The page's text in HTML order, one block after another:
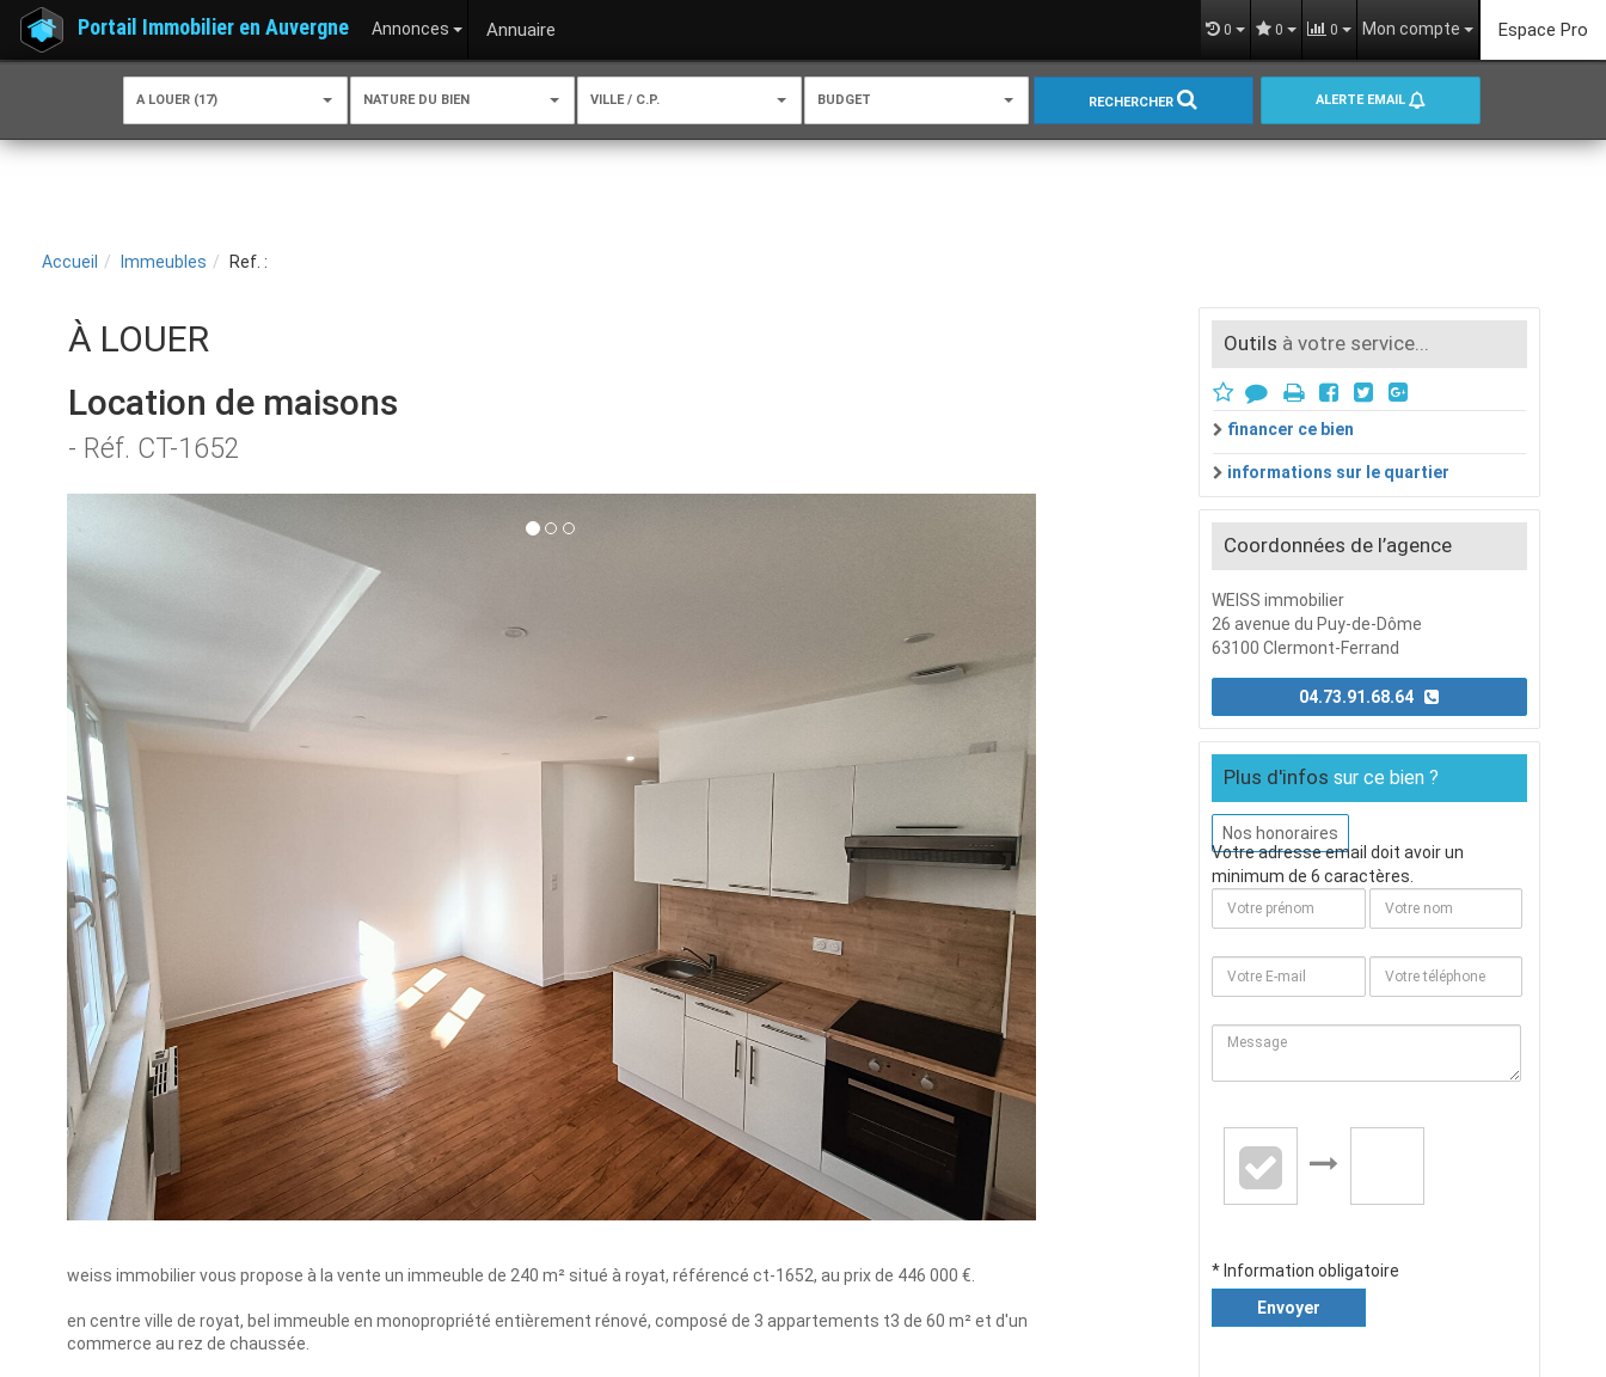
Portail Immobilier en Auvergne Annonces Annuaire 0 0 0 Mon compte Espace Pro
A LOUER (17) NATURE DU BIEN VILLE / C.P. BUDGET RECHERCHER ALERTE EMAIL
Accueil Immeubles Ref. :
À LOUER
Location de maisons
- Réf. CT-1652
weiss immobilier vous propose à la vente un immeuble de 240 m² situé à royat, référencé ct-1652, au prix de 446 000 €.
en centre ville de royat, bel immeuble en monopropriété entièrement rénové, composé de 3 appartements t3 de 60 m² et d'un
commerce au rez de chaussée.
Outils à votre service...
financer ce bien
informations sur le quartier
Coordonnées de l’agence
WEISS immobilier
26 avenue du Puy-de-Dôme
63100 Clermont-Ferrand
04.73.91.68.64
Plus d'infos sur ce bien ?
Nos honoraires
Votre adresse email doit avoir un
minimum de 6 caractères.
* Information obligatoire
Envoyer